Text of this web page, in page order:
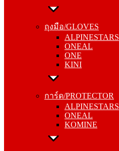
ถุงมือ/GLOVES
ALPINESTARS
ONEAL
ONE
KINI
การ์ด/PROTECTOR
ALPINESTARS
ONEAL
KOMINE
ถุงมือ/GLOVES
ONEAL
ONE
KINI
การ์ด/PROTECTOR
ONEAL
KOMINE
ถุงเท้า/SOCKS